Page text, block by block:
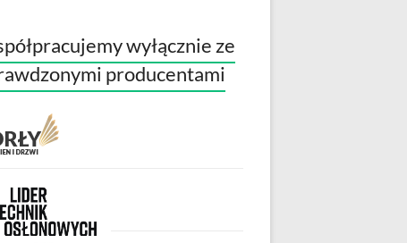
wyłącznie ze
producentami